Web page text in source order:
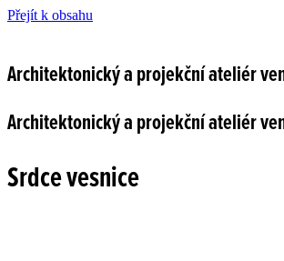
Přejít k obsahu
Architektonický a projekční ateliér
Architektonický a projekční ateliér
Srdce vesnice